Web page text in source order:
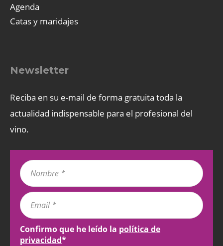
Agenda
Catas y maridajes
Newsletter
Reciba en su e-mail de forma gratuita toda la
actualidad indispensable para el profesional del
vino.
Confirmo que he leído la política de
privacidad*